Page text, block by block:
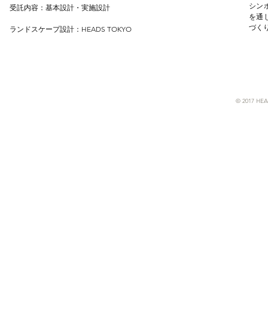
​受託内容：基本設計・実施設計
​ランドスケープ設計： HEADS TOKYO
シン
を通
づく
© 2017